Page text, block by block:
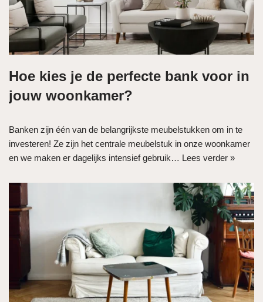
Hoe kies je de perfecte bank voor in
jouw woonkamer?
Banken zijn één van de belangrijkste meubelstukken om in te
investeren! Ze zijn het centrale meubelstuk in onze woonkamer
en we maken er dagelijks intensief gebruik… Lees verder »